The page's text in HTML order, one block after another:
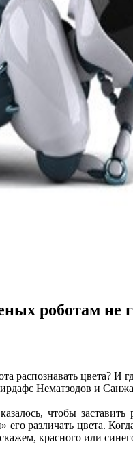
роботам не
распознавать цвета?
Нематзодов и
чтобы
различать цвета.
красного или